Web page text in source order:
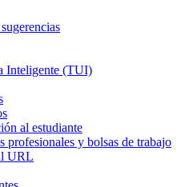
Inteligente (TUI)
al estudiante
profesionales y bolsas de trabajo
URL